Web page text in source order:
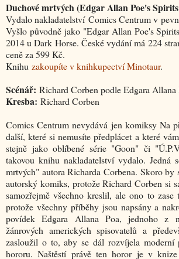
Duchové mrtvých (Edgar Allan Poe's
Vydalo nakladatelství Comics Centrum v
Vyšlo původně jako "Edgar Allan Poe's
2014 u Dark Horse. České vydání má 224
ceně za 599 Kč.
Knihu zakoupíte v knihkupectví Minotaur.
Scénář: Richard Corben podle Edgara Allana
Kresba: Richard Corben
Comics Centrum nevydává jen komiksy Na
další, které si nemusíte předplácet a které
stejně jako oblíbené série "Goon" či
takovou knihu nakladatelství vydalo. Jedná
mrtvých" autora Richarda Corbena. Skoro by
autorský komiks, protože Richard Corben si
samozřejmě všechno kreslil, ale ono to zase
protože všechny příběhy jsou napsány a
povídek Edgara Allana Poa, jednoho z
žánrových amerických spisovatelů a
zasloužil o to, aby se dál rozvíjela moderní
hororu. Naštěstí právě ten horor je v